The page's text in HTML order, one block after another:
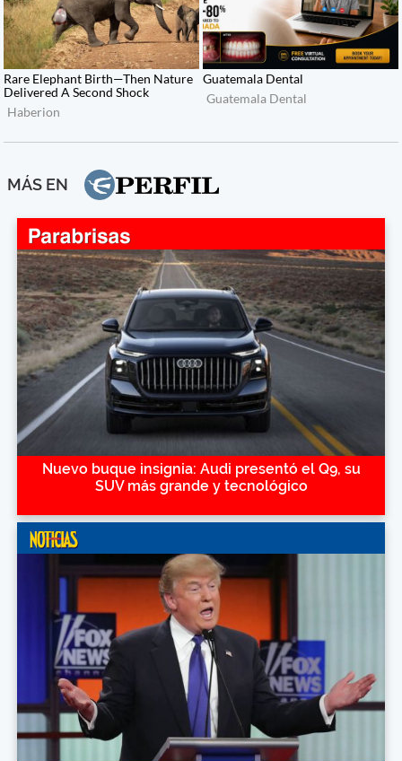
MÁS EN
Nuevo buque insignia: Audi presentó el Q9, su
SUV más grande y tecnológico